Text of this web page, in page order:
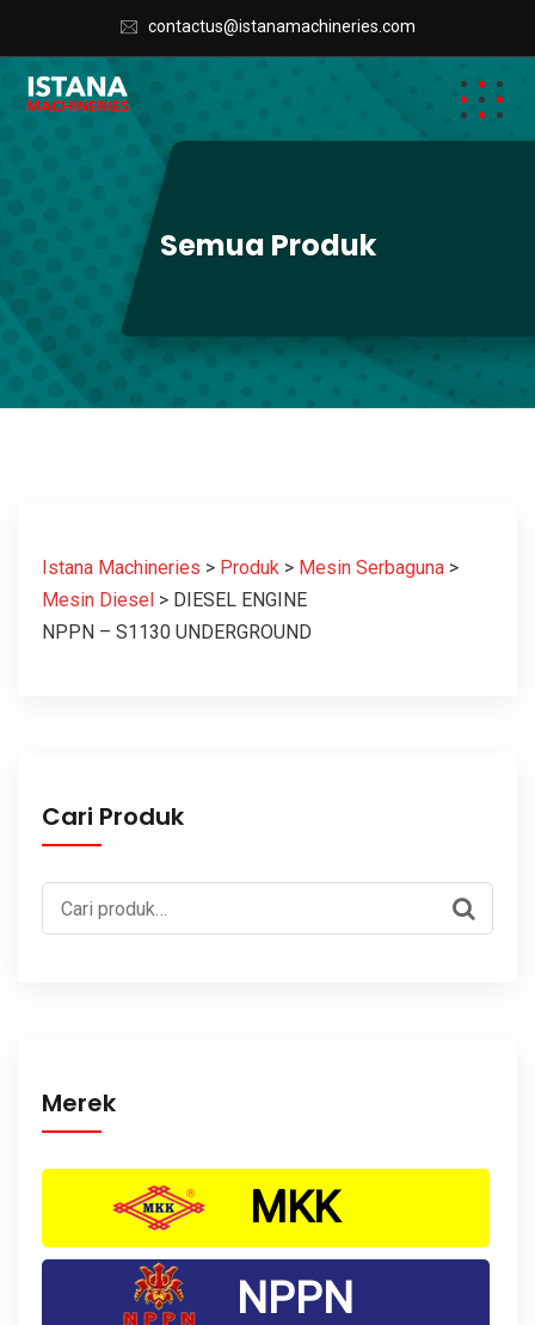
contactus@istanamachineries.com
Semua Produk
Istana Machineries > Produk > Mesin Serbaguna >
Mesin Diesel > DIESEL ENGINE
NPPN – S1130 UNDERGROUND
Cari Produk
Pencarian
untuk:
Merek
MKK
NPPN